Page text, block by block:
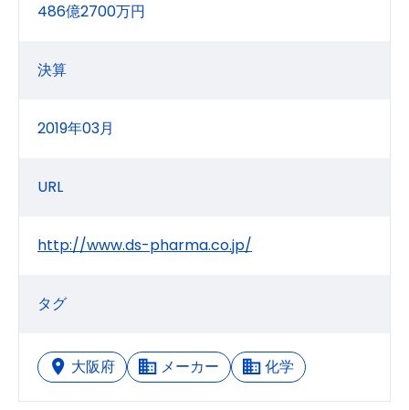
486億2700万円
決算
2019年03月
URL
http://www.ds-pharma.co.jp/
タグ
大阪府 メーカー 化学